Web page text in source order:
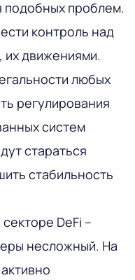
проблем.
контроль над
движениями.
любых
регулирования
систем
стараться
стабильность
DeFi –
несложный. На